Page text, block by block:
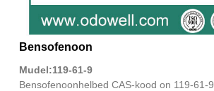
Bensofenoon
Mudel:119-61-9
Bensofenoonhelbed CAS-kood on 119-61-9